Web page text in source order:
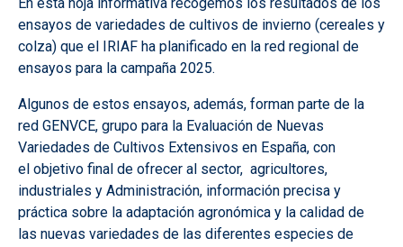
En esta hoja informativa recogemos los resultados de los
ensayos de variedades de cultivos de invierno (cereales y
colza) que el IRIAF ha planificado en la red regional de
ensayos para la campaña 2025.
Algunos de estos ensayos, además, forman parte de la
red GENVCE, grupo para la Evaluación de Nuevas
Variedades de Cultivos Extensivos en España, con
el objetivo final de ofrecer al sector, agricultores,
industriales y Administración, información precisa y
práctica sobre la adaptación agronómica y la calidad de
las nuevas variedades de las diferentes especies de